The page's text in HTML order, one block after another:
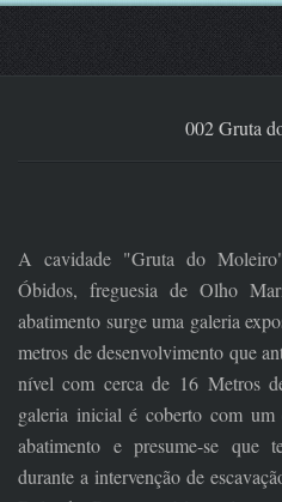
002 Gruta
A cavidade "Gruta do
Óbidos, freguesia de Olho
abatimento surge uma galeria
metros de desenvolvimento que
nível com cerca de 16 Metros
galeria inicial é coberto com um
abatimento e presume-se que
durante a intervenção de